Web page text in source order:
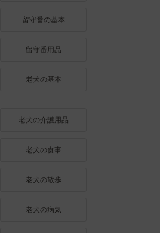
留守番の基本
留守番用品
老犬の基本
老犬の介護用品
老犬の食事
老犬の散歩
老犬の病気